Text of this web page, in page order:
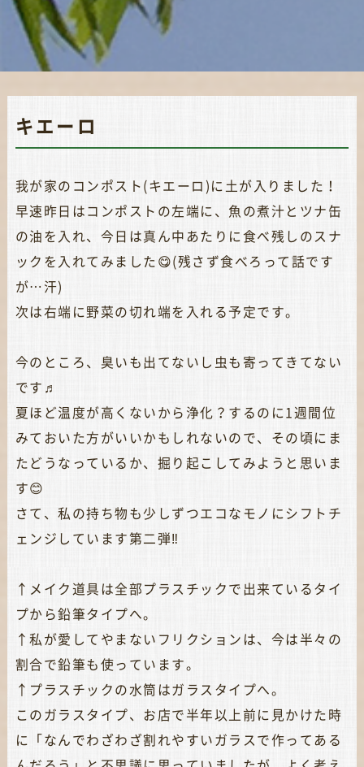
キエーロ
我が家のコンポスト(キエーロ)に土が入りました！
早速昨日はコンポストの左端に、魚の煮汁とツナ缶
の油を入れ、今日は真ん中あたりに食べ残しのスナ
ックを入れてみました😋(残さず食べろって話です
が…汗)
次は右端に野菜の切れ端を入れる予定です。
今のところ、臭いも出てないし虫も寄ってきてない
です♬
夏ほど温度が高くないから浄化？するのに1週間位
みておいた方がいいかもしれないので、その頃にま
たどうなっているか、掘り起こしてみようと思いま
す😊
さて、私の持ち物も少しずつエコなモノにシフトチ
ェンジしています第二弾‼︎
↑メイク道具は全部プラスチックで出来ているタイ
プから鉛筆タイプへ。
↑私が愛してやまないフリクションは、今は半々の
割合で鉛筆も使っています。
↑プラスチックの水筒はガラスタイプへ。
このガラスタイプ、お店で半年以上前に見かけた時
に「なんでわざわざ割れやすいガラスで作ってある